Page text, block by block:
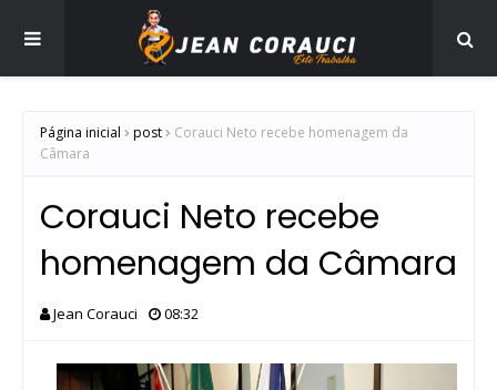
Página inicial post
Corauci Neto recebe homenagem da
Câmara
Corauci Neto recebe
homenagem da Câmara
Jean Corauci 08:32